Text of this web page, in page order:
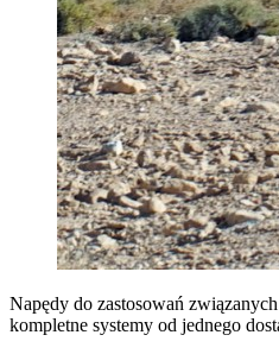
Napędy do zastosowań
kompletne systemy od jednego